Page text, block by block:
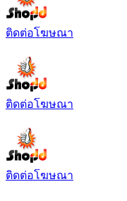
ติดต่อโฆษณา
ติดต่อโฆษณา
ติดต่อโฆษณา